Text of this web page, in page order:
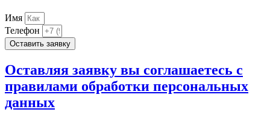
Имя
Телефон
Оставить заявку
Оставляя заявку вы соглашаетесь с
правилами обработки персональных
данных